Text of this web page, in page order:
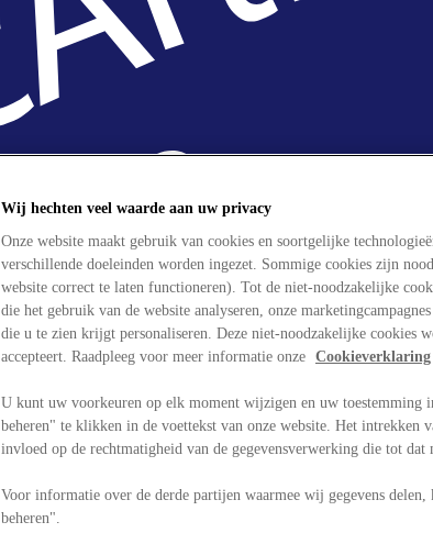
Wij hechten veel waarde aan uw privacy
Onze website maakt gebruik van cookies en soortgelijke
verschillende doeleinden worden ingezet. Sommige cookies zijn
website correct te laten functioneren). Tot de niet-noodzakelijke
die het gebruik van de website analyseren, onze
die u te zien krijgt personaliseren. Deze niet-noodzakelijke cookies
accepteert. Raadpleeg voor meer informatie onze Cookieverklaring
U kunt uw voorkeuren op elk moment wijzigen en uw toestemming
beheren" te klikken in de voettekst van onze website. Het intrekken
invloed op de rechtmatigheid van de gegevensverwerking die tot dat
Voor informatie over de derde partijen waarmee wij gegevens
beheren".